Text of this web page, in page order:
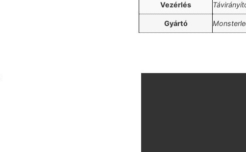
Vezérlés
Gyártó